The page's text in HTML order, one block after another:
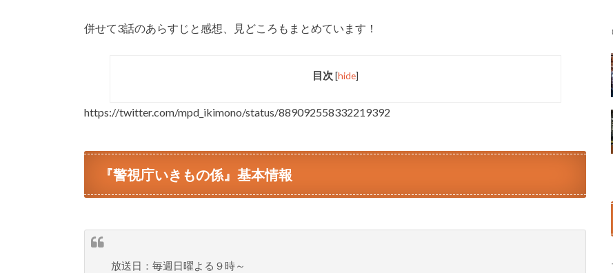
併せて3話のあらすじと感想、見どころもまとめています！
目次 [hide]
https://twitter.com/mpd_ikimono/status/889092558332219392
『警視庁いきもの係』基本情報
放送日：毎週日曜よる９時～